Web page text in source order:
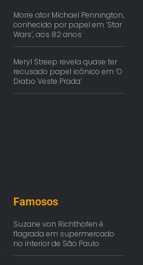
Morre ator Michael Pennington,
conhecido por papel em ‘Star
Wars’, aos 82 anos
Meryl Streep revela quase ter
recusado papel icônico em ‘O
Diabo Veste Prada’
Famosos
Suzane von Richthofen é
flagrada em supermercado
no interior de São Paulo